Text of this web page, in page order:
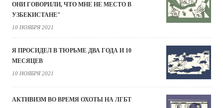
ОНИ ГОВОРИЛИ, ЧТО МНЕ НЕ МЕСТО В
УЗБЕКИСТАНЕ"
10 НОЯБРЯ 2021
Я ПРОСИДЕЛ В ТЮРЬМЕ ДВА ГОДА И 10
МЕСЯЦЕВ
10 НОЯБРЯ 2021
АКТИВИЗМ ВО ВРЕМЯ ОХОТЫ НА ЛГБТ